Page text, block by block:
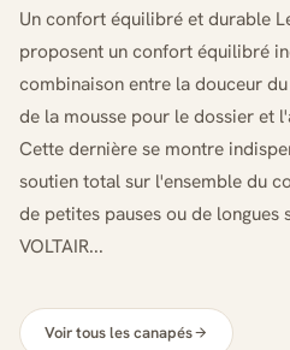
Un confort équilibré et durable
proposent un confort équilibré
combinaison entre la douceur
de la mousse pour le dossier et
Cette dernière se montre
soutien total sur l'ensemble du
de petites pauses ou de longues
VOLTAIR...
Voir tous les canapés